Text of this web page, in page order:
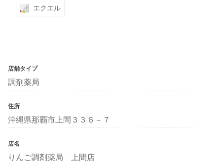
エクエル
店舗タイプ
調剤薬局
住所
沖縄県那覇市上間３３６－７
店名
りんご調剤薬局 上間店